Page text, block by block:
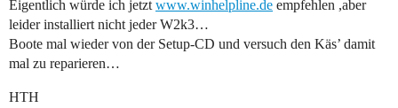
Eigentlich würde ich jetzt www.winhelpline.de empfehlen ,aber
leider installiert nicht jeder W2k3…
Boote mal wieder von der Setup-CD und versuch den Käs’ damit
mal zu reparieren…
HTH